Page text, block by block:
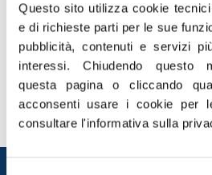
Questo sito utilizza cookie
e di richieste parti per le sue
pubblicità, contenuti e servizi
interessi.Chiudendo questo
questa pagina o cliccando
acconsenti usare i cookie per
consultare l'informativa sulla
“Il M5S, tramite i deputati
Cancelleri, Federica Daga e
alla necessità, manifestata
coerente da tutto l’Ufficio di
legislatura, di acquisire nuovi
in generale per il funzionamento
tutta la sua ipocrisia e